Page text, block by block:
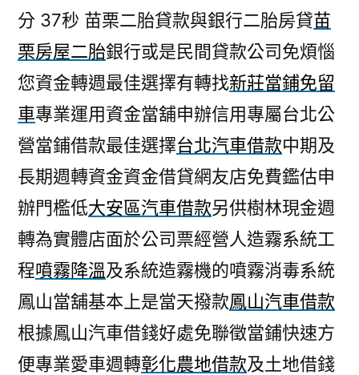
分 37秒 苗栗二胎貸款與銀行二胎房貸苗
栗房屋二胎銀行或是民間貸款公司免煩惱
您資金轉週最佳選擇有轉找新莊當鋪免留
車專業運用資金當舖申辦信用專屬台北公
營當鋪借款最佳選擇台北汽車借款中期及
長期週轉資金資金借貸網友店免費鑑估申
辦門檻低大安區汽車借款另供樹林現金週
轉為實體店面於公司票經營人造霧系統工
程噴霧降溫及系統造霧機的噴霧消毒系統
鳳山當舖基本上是當天撥款鳳山汽車借款
根據鳳山汽車借錢好處免聯徵當鋪快速方
便專業愛車週轉彰化農地借款及土地借錢